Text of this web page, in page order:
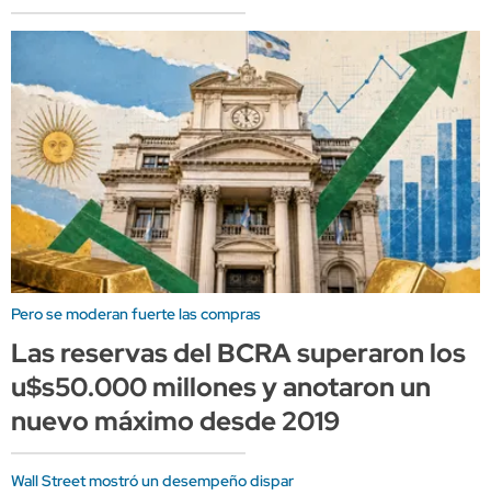
Pero se moderan fuerte las compras
Las reservas del BCRA superaron los
u$s50.000 millones y anotaron un
nuevo máximo desde 2019
Wall Street mostró un desempeño dispar